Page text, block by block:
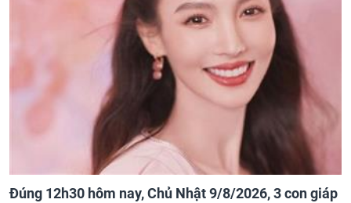
Đúng 12h30 hôm nay, Chủ Nhật 9/8/2026, 3 con giáp